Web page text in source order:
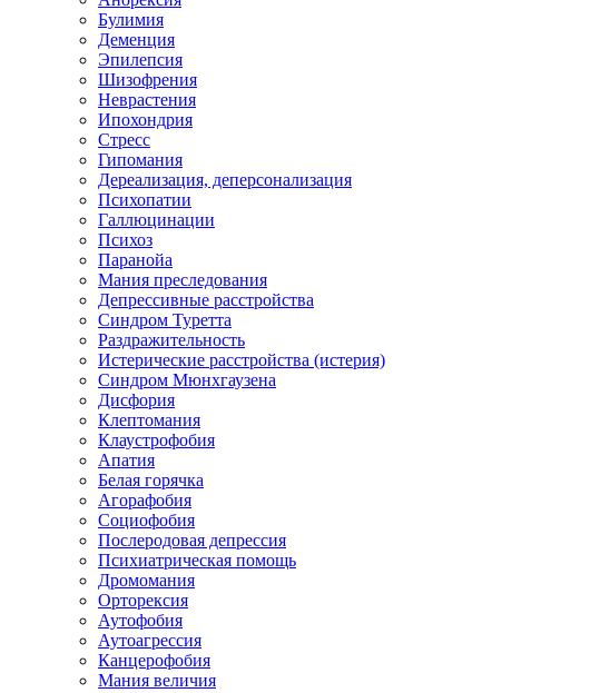
Булимия
Деменция
Эпилепсия
Шизофрения
Неврастения
Ипохондрия
Стресс
Гипомания
Дереализация, деперсонализация
Психопатии
Галлюцинации
Психоз
Паранойа
Мания преследования
Депрессивные расстройства
Синдром Туретта
Раздражительность
Истерические расстройства (истерия)
Синдром Мюнхгаузена
Дисфория
Клептомания
Клаустрофобия
Апатия
Белая горячка
Агорафобия
Социофобия
Послеродовая депрессия
Психиатрическая помощь
Дромомания
Орторексия
Аутофобия
Аутоагрессия
Канцерофобия
Мания величия